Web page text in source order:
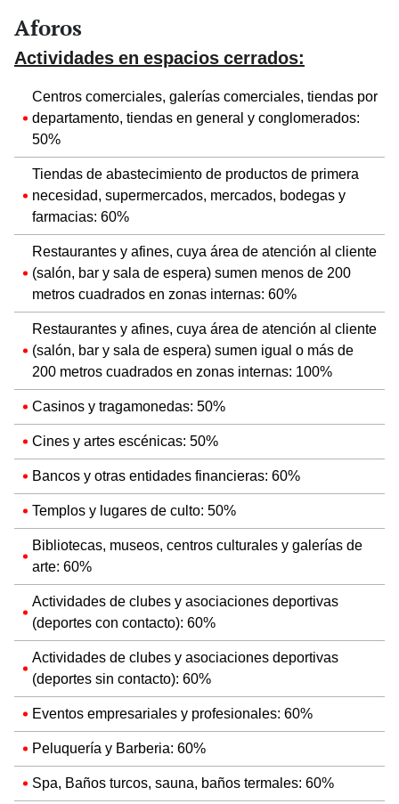
Aforos
Actividades en espacios cerrados:
Centros comerciales, galerías comerciales, tiendas por
departamento, tiendas en general y conglomerados:
50%
Tiendas de abastecimiento de productos de primera
necesidad, supermercados, mercados, bodegas y
farmacias: 60%
Restaurantes y afines, cuya área de atención al cliente
(salón, bar y sala de espera) sumen menos de 200
metros cuadrados en zonas internas: 60%
Restaurantes y afines, cuya área de atención al cliente
(salón, bar y sala de espera) sumen igual o más de
200 metros cuadrados en zonas internas: 100%
Casinos y tragamonedas: 50%
Cines y artes escénicas: 50%
Bancos y otras entidades financieras: 60%
Templos y lugares de culto: 50%
Bibliotecas, museos, centros culturales y galerías de
arte: 60%
Actividades de clubes y asociaciones deportivas
(deportes con contacto): 60%
Actividades de clubes y asociaciones deportivas
(deportes sin contacto): 60%
Eventos empresariales y profesionales: 60%
Peluquería y Barberia: 60%
Spa, Baños turcos, sauna, baños termales: 60%